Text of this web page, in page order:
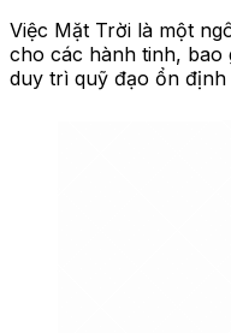
Việc Mặt Trời là một
cho các hành tinh,
duy trì quỹ đạo ổn